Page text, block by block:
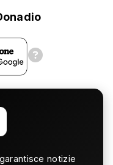
notizie